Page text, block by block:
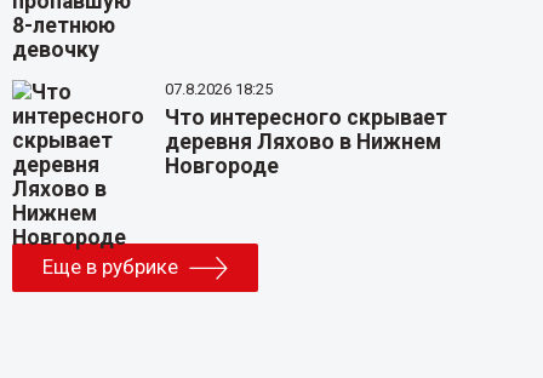
07.8.2026 18:25
Что интересного скрывает
деревня Ляхово в Нижнем
Новгороде
Еще в рубрике